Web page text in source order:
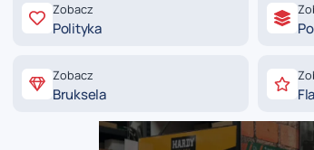
Zobacz
Polityka
Zobacz
Bruksela